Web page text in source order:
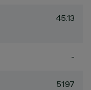
45.13
-
5197